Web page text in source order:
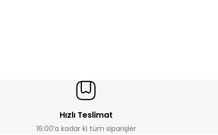
Hızlı Teslimat
16:00’a kadar ki tüm siparişler